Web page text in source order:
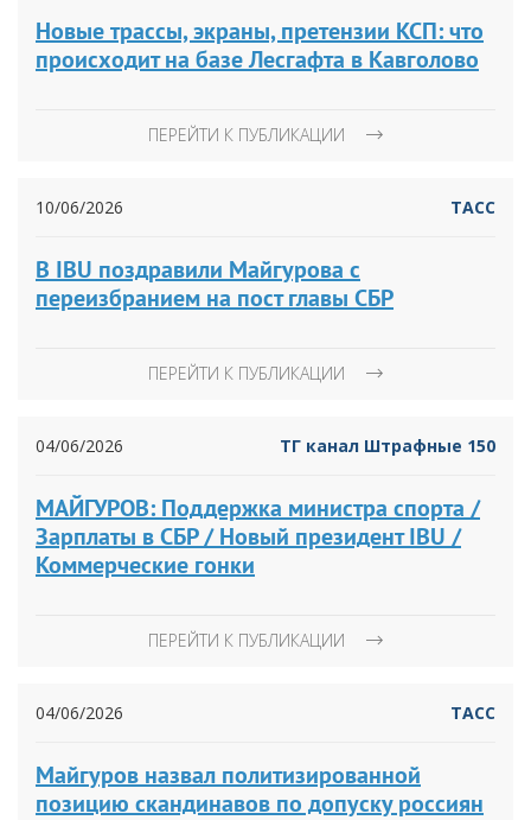
Новые трассы, экраны, претензии КСП: что
происходит на базе Лесгафта в Кавголово
ПЕРЕЙТИ К ПУБЛИКАЦИИ
10/06/2026 ТАСС
В IBU поздравили Майгурова с
переизбранием на пост главы СБР
ПЕРЕЙТИ К ПУБЛИКАЦИИ
04/06/2026 ТГ канал Штрафные 150
МАЙГУРОВ: Поддержка министра спорта /
Зарплаты в СБР / Новый президент IBU /
Коммерческие гонки
ПЕРЕЙТИ К ПУБЛИКАЦИИ
04/06/2026 ТАСС
Майгуров назвал политизированной
позицию скандинавов по допуску россиян